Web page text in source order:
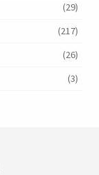
(29)
(217)
(26)
(3)